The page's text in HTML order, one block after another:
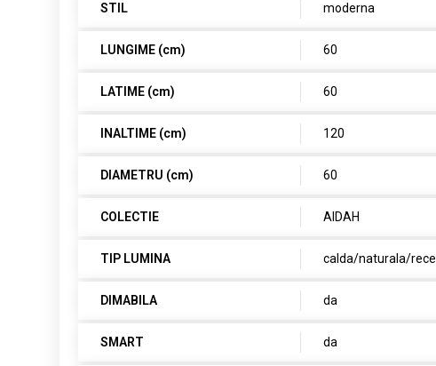
STIL moderna
LUNGIME (cm) 60
LATIME (cm) 60
INALTIME (cm) 120
DIAMETRU (cm) 60
COLECTIE AIDAH
TIP LUMINA calda/naturala/rece
DIMABILA da
SMART da